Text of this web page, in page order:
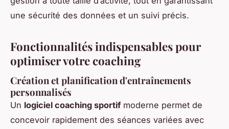
une sécurité des données et un suivi précis.
Fonctionnalités indispensables pour
optimiser votre coaching
Création et planification d'entraînements
personnalisés
Un logiciel coaching sportifmoderne permet de
concevoir rapidement des séances variées avec